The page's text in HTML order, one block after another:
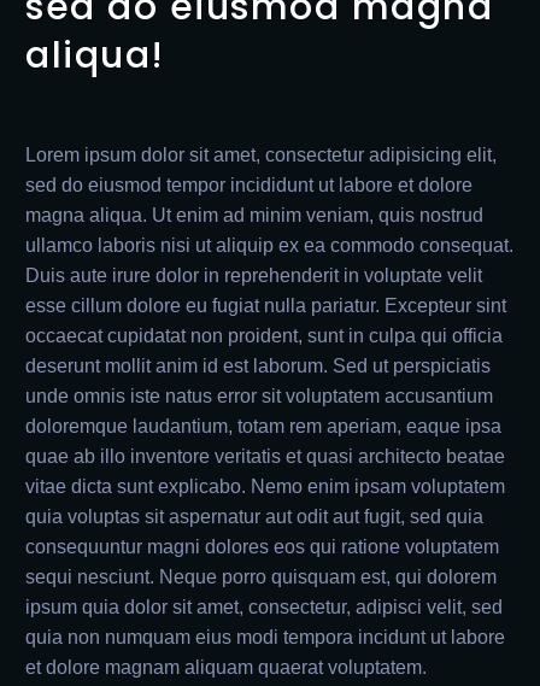
aliqua!
Lorem ipsum dolor sit amet, consectetur adipisicing elit,
sed do eiusmod tempor incididunt ut labore et dolore
magna aliqua. Ut enim ad minim veniam, quis nostrud
ullamco laboris nisi ut aliquip ex ea commodo consequat.
Duis aute irure dolor in reprehenderit in voluptate velit
esse cillum dolore eu fugiat nulla pariatur. Excepteur sint
occaecat cupidatat non proident, sunt in culpa qui officia
deserunt mollit anim id est laborum. Sed ut perspiciatis
unde omnis iste natus error sit voluptatem accusantium
doloremque laudantium, totam rem aperiam, eaque ipsa
quae ab illo inventore veritatis et quasi architecto beatae
vitae dicta sunt explicabo. Nemo enim ipsam voluptatem
quia voluptas sit aspernatur aut odit aut fugit, sed quia
consequuntur magni dolores eos qui ratione voluptatem
sequi nesciunt. Neque porro quisquam est, qui dolorem
ipsum quia dolor sit amet, consectetur, adipisci velit, sed
quia non numquam eius modi tempora incidunt ut labore
et dolore magnam aliquam quaerat voluptatem.